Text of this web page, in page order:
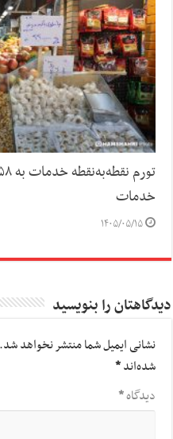
خدمات
۱۴۰۵/۰۵/۱۵
دیدگاهتان را بنویسید
نشانی ایمیل شما منتشر نخواهد شد.
شده‌اند*
دیدگاه*